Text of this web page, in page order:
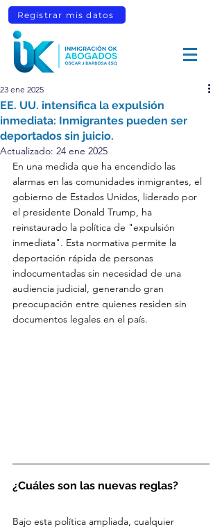
Registrar mis datos
EE. UU. intensifica la expulsión
inmediata: Inmigrantes pueden ser
deportados sin juicio.
23 ene 2025
Actualizado: 24 ene 2025
En una medida que ha encendido las
alarmas en las comunidades inmigrantes, el
gobierno de Estados Unidos, liderado por
el presidente Donald Trump, ha
reinstaurado la política de "expulsión
inmediata". Esta normativa permite la
deportación rápida de personas
indocumentadas sin necesidad de una
audiencia judicial, generando gran
preocupación entre quienes residen sin
documentos legales en el país.
¿Cuáles son las nuevas reglas?
Bajo esta política ampliada, cualquier